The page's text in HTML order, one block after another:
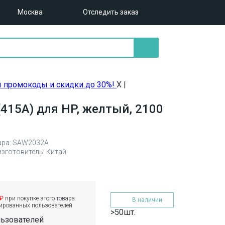
Москва Отследить заказ
промокоды и скидки до 30%!X |
для HP, желтый, 2100
SAW2032A
Китай
при покупке этого товара
пользователей
В наличии
>50шт.